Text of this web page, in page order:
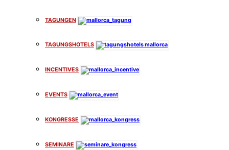
TAGUNGEN
TAGUNGSHOTELS
INCENTIVES
EVENTS
KONGRESSE
SEMINARE